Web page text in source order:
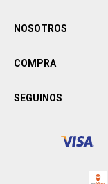
NOSOTROS
COMPRA
SEGUINOS